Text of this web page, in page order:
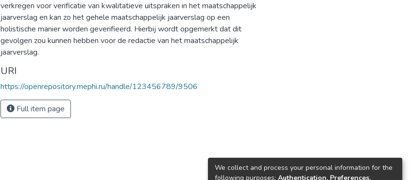
verkregen voor verificatie van kwalitatieve uitspraken in het maatschappelijk
jaarverslag en kan zo het gehele maatschappelijk jaarverslag op een
holistische manier worden geverifieerd. Hierbij wordt opgemerkt dat dit
gevolgen zou kunnen hebben voor de redactie van het maatschappelijk
jaarverslag.
URI
https://openrepository.mephi.ru/handle/123456789/9506
Full item page
We collect and process your personal information for the
following purposes: Authentication, Preferences,